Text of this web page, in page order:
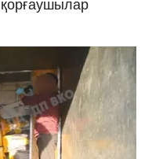
қорғаушылар